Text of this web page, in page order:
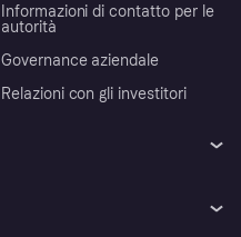
Informazioni di contatto per le
autorità
Governance aziendale
Relazioni con gli investitori